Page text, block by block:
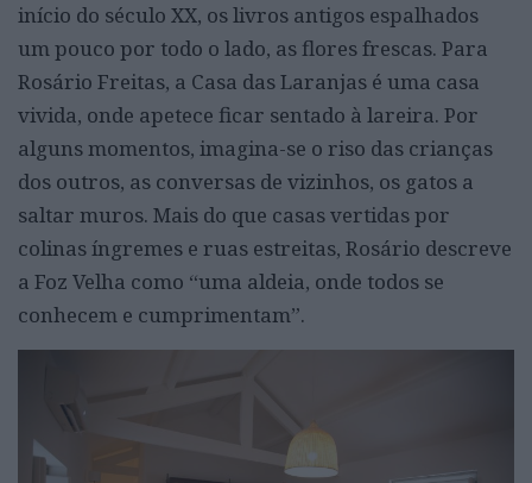
início do século XX, os livros antigos espalhados
um pouco por todo o lado, as flores frescas. Para
Rosário Freitas, a Casa das Laranjas é uma casa
vivida, onde apetece ficar sentado à lareira. Por
alguns momentos, imagina-se o riso das crianças
dos outros, as conversas de vizinhos, os gatos a
saltar muros. Mais do que casas vertidas por
colinas íngremes e ruas estreitas, Rosário descreve
a Foz Velha como “uma aldeia, onde todos se
conhecem e cumprimentam”.